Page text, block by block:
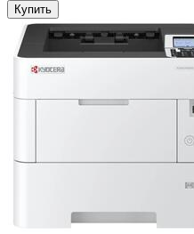
Купить